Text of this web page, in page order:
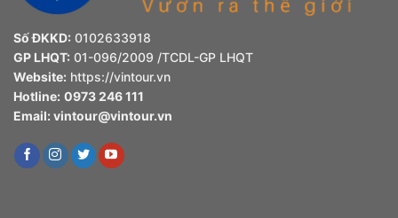
Số ĐKKD: 0102633918
GP LHQT: 01-096/2009 /TCDL-GP LHQT
Website: https://vintour.vn
Hotline: 0973 246 111
Email: vintour@vintour.vn